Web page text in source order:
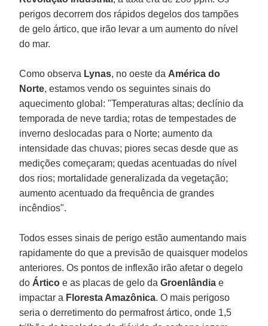
perigos decorrem dos rápidos degelos dos tampões
de gelo ártico, que irão levar a um aumento do nível
do mar.
Como observa Lynas, no oeste da América do
Norte, estamos vendo os seguintes sinais do
aquecimento global: "Temperaturas altas; declínio da
temporada de neve tardia; rotas de tempestades de
inverno deslocadas para o Norte; aumento da
intensidade das chuvas; piores secas desde que as
medições começaram; quedas acentuadas do nível
dos rios; mortalidade generalizada da vegetação;
aumento acentuado da frequência de grandes
incêndios".
Todos esses sinais de perigo estão aumentando mais
rapidamente do que a previsão de quaisquer modelos
anteriores. Os pontos de inflexão irão afetar o degelo
do Árticoe as placas de gelo daGroenlândiae
impactar a Floresta Amazônica. O mais perigoso
seria o derretimento do permafrost ártico, onde 1,5